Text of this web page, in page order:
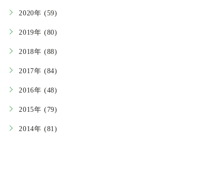
2020年 (59)
2019年 (80)
2018年 (88)
2017年 (84)
2016年 (48)
2015年 (79)
2014年 (81)